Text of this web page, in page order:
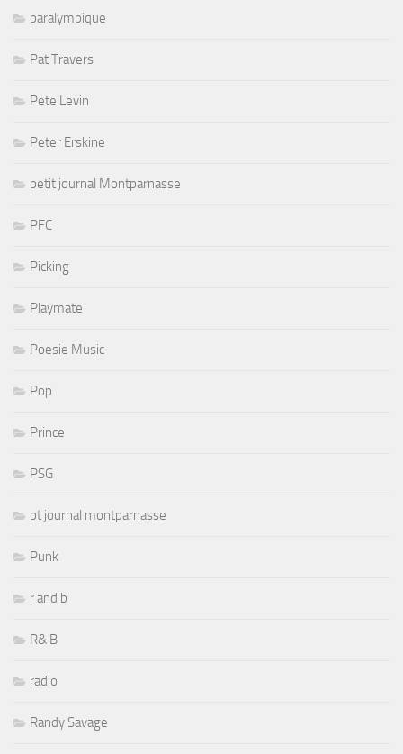
paralympique
Pat Travers
Pete Levin
Peter Erskine
petit journal Montparnasse
PFC
Picking
Playmate
Poesie Music
Pop
Prince
PSG
pt journal montparnasse
Punk
r and b
R& B
radio
Randy Savage